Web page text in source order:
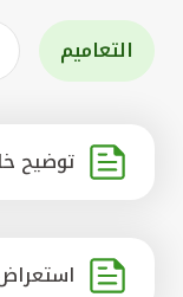
التعاميم
توضيح